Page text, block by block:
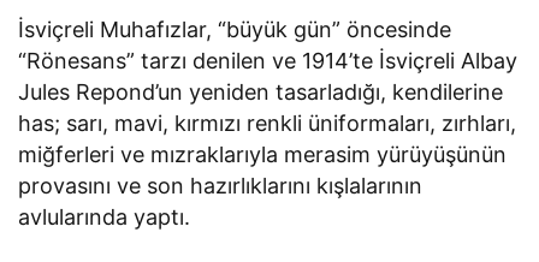
İsviçreli Muhafızlar, “büyük gün” öncesinde
“Rönesans” tarzı denilen ve 1914’te İsviçreli Albay
Jules Repond’un yeniden tasarladığı, kendilerine
has; sarı, mavi, kırmızı renkli üniformaları, zırhları,
miğferleri ve mızraklarıyla merasim yürüyüşünün
provasını ve son hazırlıklarını kışlalarının
avlularında yaptı.